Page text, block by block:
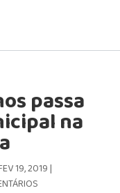
passa
na
19, 2019|